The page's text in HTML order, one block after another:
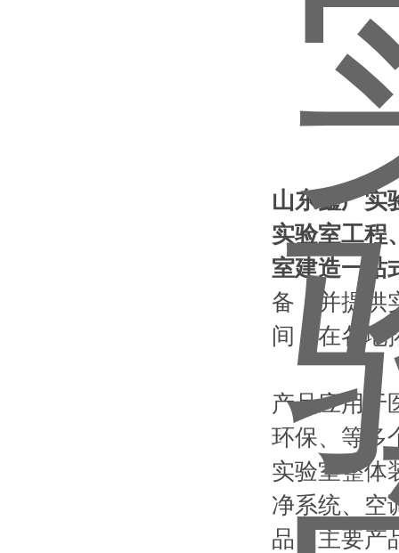
山东鑫广实
实验室工程
室建造一站
备，并提供
间，在各地
产品应用于
环保、等多
实验室整体
净系统、空
品（主要产